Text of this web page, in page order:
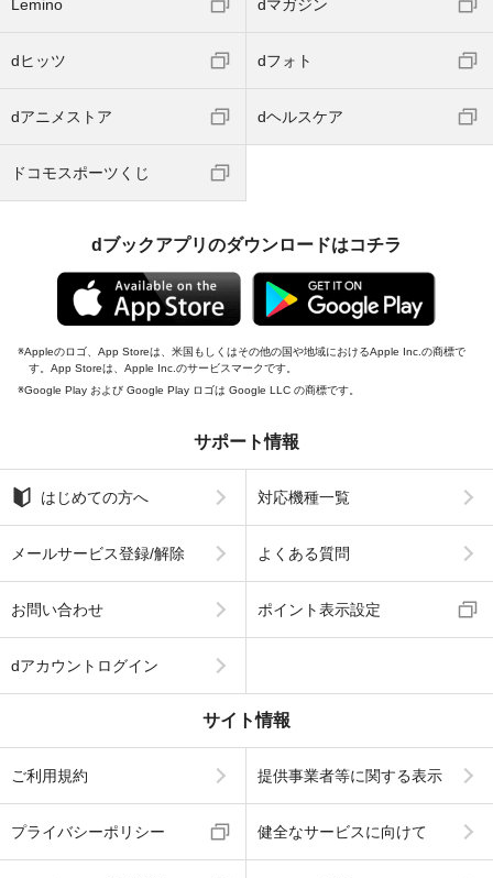
Lemino dマガジン
dヒッツ dフォト
dアニメストア dヘルスケア
ドコモスポーツくじ
dブックアプリのダウンロードはコチラ
Appleのロゴ、App Storeは、米国もしくはその他の国や地域におけるApple Inc.の商標で
す。App Storeは、Apple Inc.のサービスマークです。
Google Play および Google Play ロゴは Google LLC の商標です。
サポート情報
はじめての方へ 対応機種一覧
メールサービス登録/解除 よくある質問
お問い合わせ ポイント表示設定
dアカウントログイン
サイト情報
ご利用規約 提供事業者等に関する表示
プライバシーポリシー 健全なサービスに向けて